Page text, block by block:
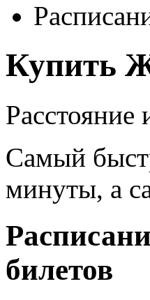
Купить
Самый
минуты, а
билетов